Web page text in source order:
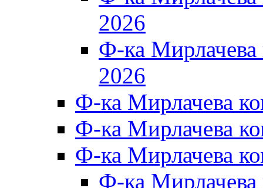
2026
Ф-ка
2026
Ф-ка Мирлачева
Ф-ка Мирлачева
Ф-ка Мирлачева
Ф-ка